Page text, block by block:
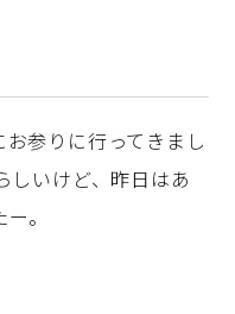
参りに行ってきまし
しいけど、昨日はあ
。